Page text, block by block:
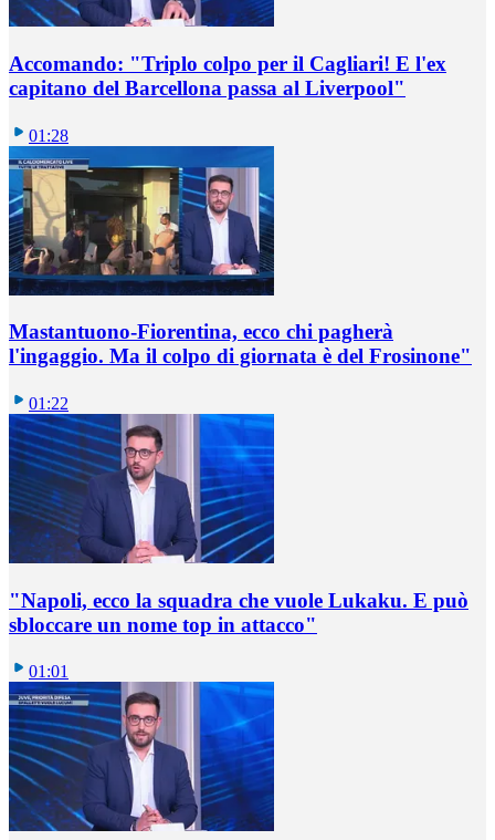
Accomando: "Triplo colpo per il Cagliari! E l'ex
capitano del Barcellona passa al Liverpool"
01:28
Mastantuono-Fiorentina, ecco chi pagherà
l'ingaggio. Ma il colpo di giornata è del Frosinone"
01:22
"Napoli, ecco la squadra che vuole Lukaku. E può
sbloccare un nome top in attacco"
01:01